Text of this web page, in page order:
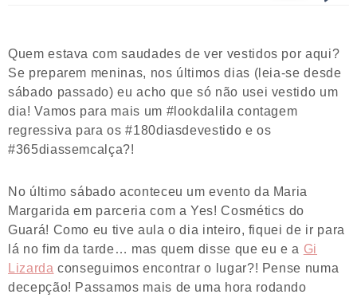
Quem estava com saudades de ver vestidos por aqui?
Se preparem meninas, nos últimos dias (leia-se desde
sábado passado) eu acho que só não usei vestido um
dia! Vamos para mais um #lookdalila contagem
regressiva para os #180diasdevestido e os
#365diassemcalça?!
No último sábado aconteceu um evento da Maria
Margarida em parceria com a Yes! Cosmétics do
Guará! Como eu tive aula o dia inteiro, fiquei de ir para
lá no fim da tarde… mas quem disse que eu e a Gi
Lizarda conseguimos encontrar o lugar?! Pense numa
decepção! Passamos mais de uma hora rodando